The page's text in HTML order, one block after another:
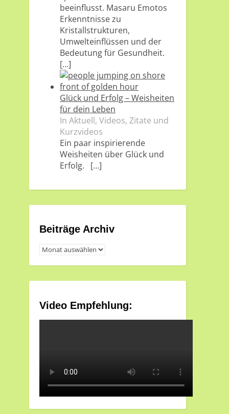
beeinflusst. Masaru Emotos
Erkenntnisse zu
Kristallstrukturen,
Umwelteinflüssen und der
Bedeutung für Gesundheit.
[…]
Glück und Erfolg – Weisheiten
für dein Leben
In Aktuell, Videos, Zitate und
Kurzvideos
Ein paar inspirierende
Weisheiten über Glück und
Erfolg. […]
Beiträge Archiv
Beiträge
Video Empfehlung: